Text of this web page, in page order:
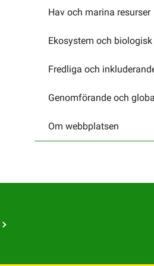
Hav och marina resurser
Ekosystem och
Fredliga och
Genomförande och
Om webbplatsen